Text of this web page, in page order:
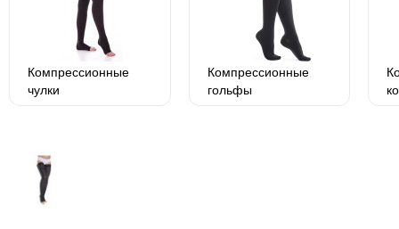
Компрессионные
чулки
Компрессионные
гольфы